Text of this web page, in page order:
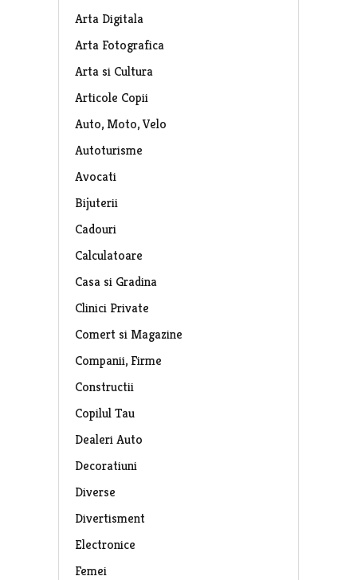
Arta Digitala
Arta Fotografica
Arta si Cultura
Articole Copii
Auto, Moto, Velo
Autoturisme
Avocati
Bijuterii
Cadouri
Calculatoare
Casa si Gradina
Clinici Private
Comert si Magazine
Companii, Firme
Constructii
Copilul Tau
Dealeri Auto
Decoratiuni
Diverse
Divertisment
Electronice
Femei